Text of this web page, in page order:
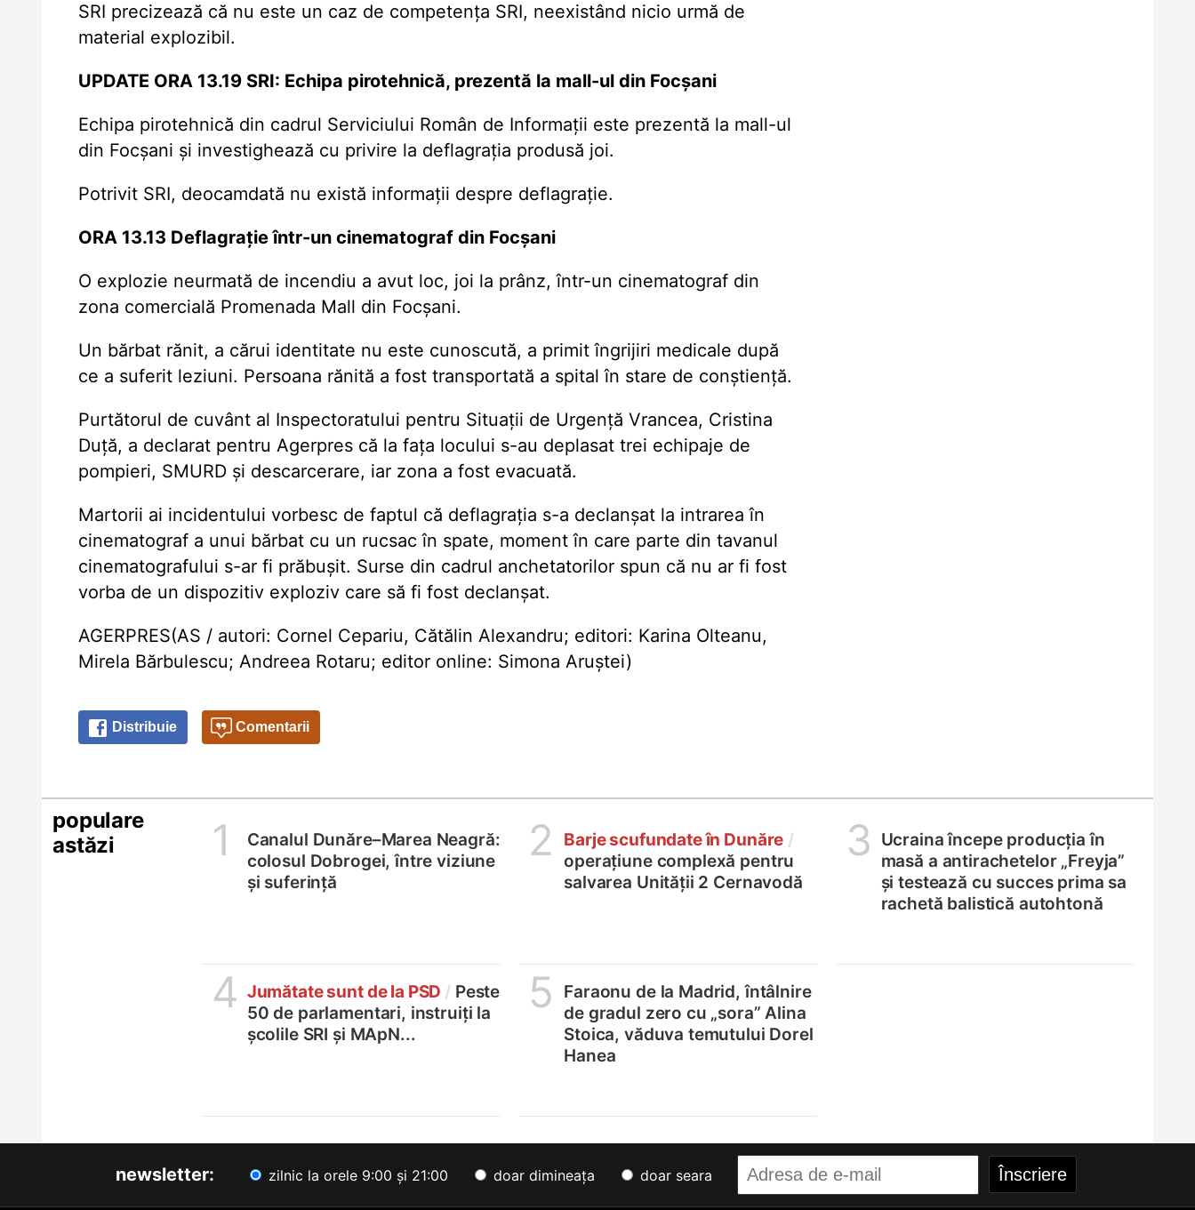
SRI precizează că nu este un caz de competența SRI, neexistând nicio urmă de
material explozibil.
UPDATE ORA 13.19 SRI: Echipa pirotehnică, prezentă la mall-ul din Focșani
Echipa pirotehnică din cadrul Serviciului Român de Informații este prezentă la mall-ul
din Focșani și investighează cu privire la deflagrația produsă joi.
Potrivit SRI, deocamdată nu există informații despre deflagrație.
ORA 13.13 Deflagrație într-un cinematograf din Focșani
O explozie neurmată de incendiu a avut loc, joi la prânz, într-un cinematograf din
zona comercială Promenada Mall din Focșani.
Un bărbat rănit, a cărui identitate nu este cunoscută, a primit îngrijiri medicale după
ce a suferit leziuni. Persoana rănită a fost transportată a spital în stare de conștiență.
Purtătorul de cuvânt al Inspectoratului pentru Situații de Urgență Vrancea, Cristina
Duță, a declarat pentru Agerpres că la fața locului s-au deplasat trei echipaje de
pompieri, SMURD și descarcerare, iar zona a fost evacuată.
Martorii ai incidentului vorbesc de faptul că deflagrația s-a declanșat la intrarea în
cinematograf a unui bărbat cu un rucsac în spate, moment în care parte din tavanul
cinematografului s-ar fi prăbușit. Surse din cadrul anchetatorilor spun că nu ar fi fost
vorba de un dispozitiv exploziv care să fi fost declanșat.
AGERPRES(AS / autori: Cornel Cepariu, Cătălin Alexandru; editori: Karina Olteanu,
Mirela Bărbulescu; Andreea Rotaru; editor online: Simona Aruștei)
Distribuie Comentarii
populare
astăzi
1
Canalul Dunăre–Marea Neagră:
colosul Dobrogei, între viziune
și suferință
2 Barje scufundate în Dunăre /
operațiune complexă pentru
salvarea Unității 2 Cernavodă
3
Ucraina începe producția în
masă a antirachetelor „Freyja”
și testează cu succes prima sa
rachetă balistică autohtonă
4 Jumătate sunt de la PSD / Peste
50 de parlamentari, instruiți la
școlile SRI și MApN...
5
Faraonu de la Madrid, întâlnire
de gradul zero cu „sora” Alina
Stoica, văduva temutului Dorel
Hanea
newsletter: zilnic la orele 9:00 și 21:00 doar dimineața doar seara